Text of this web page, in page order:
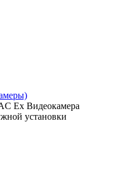
Ex Видеокамера
установки